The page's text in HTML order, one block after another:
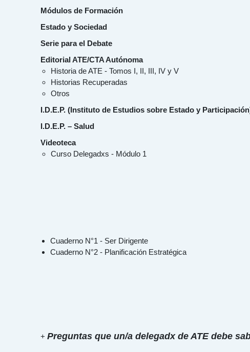
Módulos de Formación
Estado y Sociedad
Serie para el Debate
Editorial ATE/CTA Autónoma
Historia de ATE - Tomos I, II, III, IV y V
Historias Recuperadas
Otros
I.D.E.P. (Instituto de Estudios sobre Estado y
I.D.E.P. – Salud
Videoteca
Curso Delegadxs - Módulo 1
Cuaderno N°1 - Ser Dirigente
Cuaderno N°2 - Planificación Estratégica
+ Preguntas que un/a delegadx de ATE debe